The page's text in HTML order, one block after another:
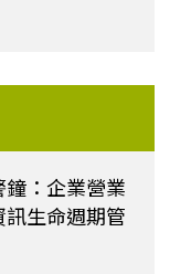
：企業營業
訊生命週期管